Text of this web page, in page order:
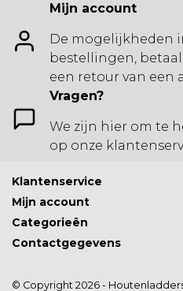
Mijn account
De mogelijkheden
bestellingen,
een retour van een
Vragen?
We zijn hier om te
op onze
Klantenservice
Mijn account
Categorieën
Contactgegevens
© Copyright 2026 -